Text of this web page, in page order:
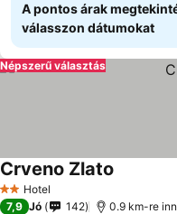
A pontos árak
válasszon dátumokat
Népszerű választás
2 Kategória
Hotel
Crveno Zlato
7,9 Jó 142 0.9 km-re